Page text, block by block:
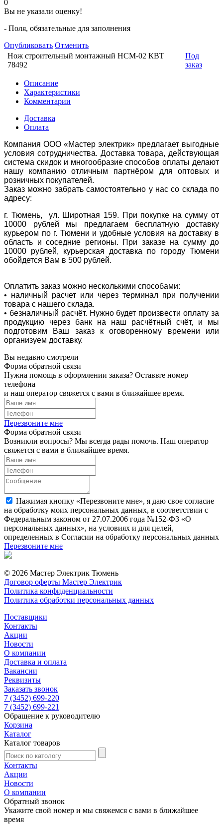
0
Вы не указали оценку!
- Поля, обязательные для заполнения
Опубликовать Отменить
Нож строительный монтажный НСМ-02 КВТ
78492
Под
заказ
Описание
Характеристики
Комментарии
Доставка
Оплата
Компания ООО «Мастер электрик» предлагает выгодные
условия сотрудничества. Доставка товара, действующая
система скидок и многообразие способов оплаты делают
нашу компанию отличным партнёром для оптовых и
розничных покупателей.
Заказ можно забрать самостоятельно у нас со склада по
адресу:
г. Тюмень, ул. Широтная 159. При покупке на сумму от
10000 рублей мы предлагаем бесплатную доставку
курьером по г. Тюмени и удобные условия на доставку в
область и соседние регионы. При заказе на сумму до
10000 рублей, курьерская доставка по городу Тюмени
обойдется Вам в 500 рублей.
Оплатить заказ можно несколькими способами:
• наличный расчет или через терминал при получении
товара с нашего склада.
• безналичный расчёт. Нужно будет произвести оплату за
продукцию через банк на наш расчётный счёт, и мы
подготовим Ваш заказ к оговоренному времени или
организуем доставку.
Вы недавно смотрели
Форма обратной связи
Нужна помощь в оформлении заказа? Оставьте номер
телефона
и наш оператор свяжется с вами в ближайшее время.
Перезвоните мне
Форма обратной связи
Возникли вопросы? Мы всегда рады помочь. Наш оператор
свяжется с вами в ближайшее время.
Нажимая кнопку «Перезвоните мне», я даю свое согласие
на обработку моих персональных данных, в соответствии с
Федеральным законом от 27.07.2006 года №152-ФЗ «О
персональных данных», на условиях и для целей,
определенных в Согласии на обработку персональных данных
Перезвоните мне
© 2026 Мастер Электрик Тюмень
Договор оферты Мастер Электрик
Политика конфиденциальности
Политика обработки персональных данных
Поставщики
Контакты
Акции
Новости
О компании
Доставка и оплата
Вакансии
Реквизиты
Заказать звонок
7 (3452) 699-220
7 (3452) 699-221
Обращение к руководителю
Корзина
Каталог
Каталог товаров
Контакты
Акции
Новости
О компании
Обратный звонок
Укажите свой номер и мы свяжемся с вами в ближайшее
время